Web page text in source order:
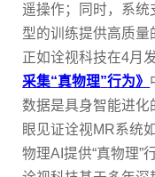
遥操作；同时，系统
型的训练提供高质量
正如诠视科技在4月
采集“真物理”行为》
数据是具身智能进化
眼见证诠视MR系统
物理AI提供“真物理”